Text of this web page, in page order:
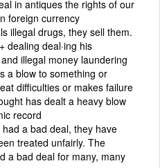
in antiques the rights of our
foreign currency
illegal drugs, they sell them.
dealing deal·ing his
illegal money laundering
a blow to something or
difficulties or makes failure
has dealt a heavy blow
record
a bad deal, they have
treated unfairly. The
a bad deal for many, many